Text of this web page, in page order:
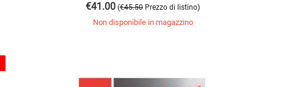
€41.00 (€45.50 Prezzo di listino)
Non disponibile in magazzino